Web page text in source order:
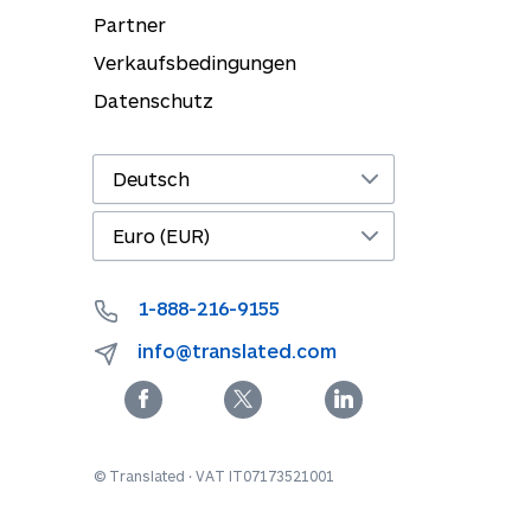
Partner
Verkaufsbedingungen
Datenschutz
1-888-216-9155
info@translated.com